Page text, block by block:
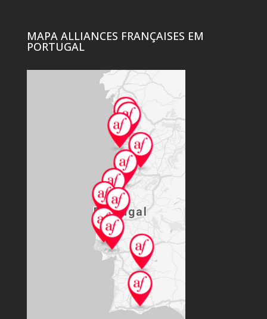
MAPA ALLIANCES FRANÇAISES EM
PORTUGAL